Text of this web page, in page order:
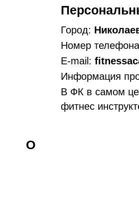
Город:
Номер телефона
E-mail:
Информация
В ФК в самом
фитнес
О